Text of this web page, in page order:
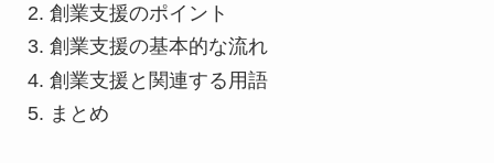
創業支援のポイント
創業支援の基本的な流れ
創業支援と関連する用語
まとめ